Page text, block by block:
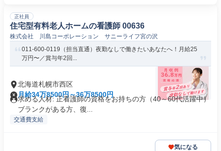
正社員
住宅型有料老人ホームの看護師 00636
株式会社 川島コーポレーション サニーライフ宮の沢
011-600-0119（担当直通）夜勤なしで働きたいあなたへ！月給25
万円〜／賞与年2回...
北海道札幌市西区
月給34万8500円～36万8500円
求める人材: 正看護師の資格をお持ちの方（40～60代活躍中）
ブランクがある方、復...
交通費支給
気になる